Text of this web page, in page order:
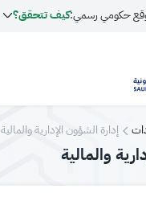
حكومي رسمي:كيف تتحقق؟
إدارة الشؤون الإدارية والمالية
والمالية